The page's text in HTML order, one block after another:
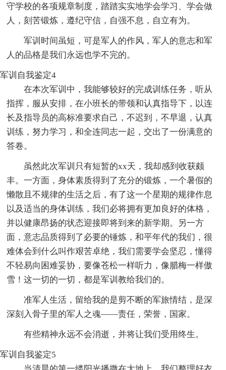
守学校的各项规章制度，踏踏实实地学会学习、学会做
人，刻苦锻炼，遵纪守信，自强不息，自立有为。
军训时间虽短，可是军人的作风，军人的意志和军
人的品格是我们永远也学不完的。
军训自我鉴定4
在本次军训中，我能够较好的完成训练任务，听从
指挥，服从安排，在小班长的带领和认真指导下，以连
长及指导员的高标准要求自己，不迟到，不早退，认真
训练，努力学习，和全连同志一起，交出了一份满意的
答卷。
虽然此次军训只有短暂的xx天，我却感到收获颇
丰。一方面，身体素质得到了充分的锻炼，一个暑假的
懒散且不规律的生活之后，有了这一个星期的规律作息
以及适当的身体训练，我们必将拥有更加良好的体格，
并以健康昂扬的状态迎接即将到来的新学期。另一方
面，意志品质得到了必要的锤炼，和平年代的我们，很
难体会到什么叫作艰苦卓绝，我们需要学会坚忍，懂得
不轻易向困难妥协，要像苍松一样听力，像腊梅一样傲
雪！这一切的一切，都是军训教给我们的。
准军人生活，留给我的是剪不断的军旅情结，是深
深刻入骨子里的军人之魂——责任，荣誉，国家。
有些精神永远不会消逝，并将让我们受用终生。
军训自我鉴定5